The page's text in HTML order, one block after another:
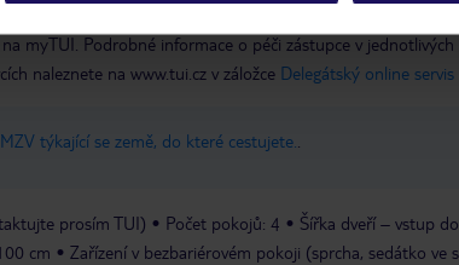
myTUI. Podrobné informace o péči zástupce v jednotlivých
naleznete na www.tui.cz v záložce Delegátský online
týkající se země, do které cestujete.
prosím TUI) Počet pokojů: 4
Šířka dveří – vstup do
cm
Zařízení v bezbariérovém pokoji (sprcha, sedátko ve